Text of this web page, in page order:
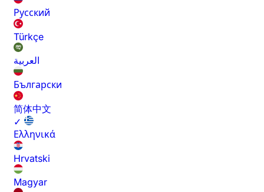
Русский
Türkçe
العربية
Български
简体中文
✓
Ελληνικά
Hrvatski
Magyar